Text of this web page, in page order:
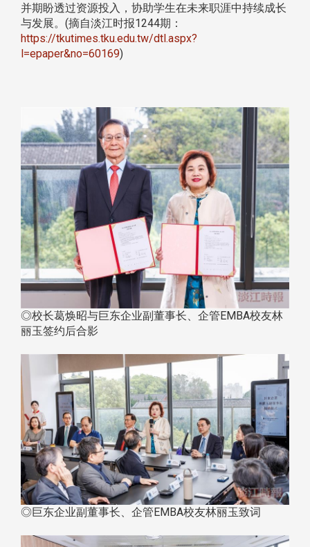
并期盼透过资源投入，协助学生在未来职涯中持续成长
与发展。(摘自淡江时报1244期：
https://tkutimes.tku.edu.tw/dtl.aspx?
l=epaper&no=60169)
◎校长葛焕昭与巨东企业副董事长、企管EMBA校友林
丽玉签约后合影
◎巨东企业副董事长、企管EMBA校友林丽玉致词